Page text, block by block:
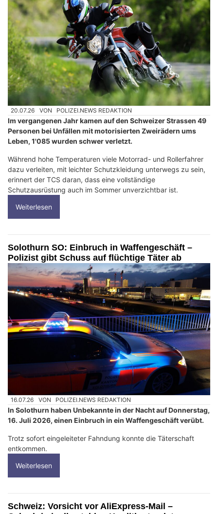
20.07.26 VON POLIZEI.NEWS REDAKTION
Im vergangenen Jahr kamen auf den Schweizer Strassen 49
Personen bei Unfällen mit motorisierten Zweirädern ums
Leben, 1'085 wurden schwer verletzt.
Während hohe Temperaturen viele Motorrad- und Rollerfahrer
dazu verleiten, mit leichter Schutzkleidung unterwegs zu sein,
erinnert der TCS daran, dass eine vollständige
Schutzausrüstung auch im Sommer unverzichtbar ist.
Weiterlesen
Solothurn SO: Einbruch in Waffengeschäft –
Polizist gibt Schuss auf flüchtige Täter ab
16.07.26 VON POLIZEI.NEWS REDAKTION
In Solothurn haben Unbekannte in der Nacht auf Donnerstag,
16. Juli 2026, einen Einbruch in ein Waffengeschäft verübt.
Trotz sofort eingeleiteter Fahndung konnte die Täterschaft
entkommen.
Weiterlesen
Schweiz: Vorsicht vor AliExpress-Mail –